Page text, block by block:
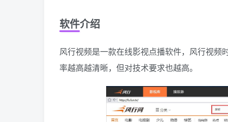
软件介绍
风行视频是一款在线影视点播软件，风行视频
率越高越清晰，但对技术要求也越高。